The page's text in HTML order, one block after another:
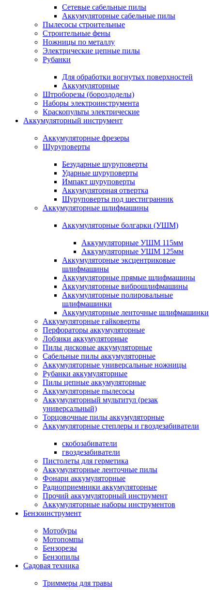
Сетевые сабельные пилы
Аккумуляторные сабельные пилы
Пылесосы строительные
Строительные фены
Ножницы по металлу
Электрические цепные пилы
Рубанки
Для обработки вогнутых поверхностей
Аккумуляторные
Штроборезы (бороздоделы)
Наборы электроинструмента
Краскопульты электрические
Аккумуляторный инструмент
Аккумуляторные фрезеры
Шуруповерты
Безударные шуруповерты
Ударные шуруповерты
Импакт шуруповерты
Аккумуляторная отвертка
Шуруповерты под шестигранник
Аккумуляторные шлифмашины
Аккумуляторные болгарки (УШМ)
Аккумуляторные УШМ 115мм
Аккумуляторные УШМ 125мм
Аккумуляторные эксцентриковые
шлифмашины
Аккумуляторные прямые шлифмашины
Аккумуляторные виброшлифмашины
Аккумуляторные полировальные
шлифмашинки
Аккумуляторные ленточные шлифмашинки
Аккумуляторные гайковерты
Перфораторы аккумуляторные
Лобзики аккумуляторные
Пилы дисковые аккумуляторные
Сабельные пилы аккумуляторные
Аккумуляторные универсальные ножницы
Рубанки аккумуляторные
Пилы цепные аккумуляторные
Аккумуляторные пылесосы
Аккумуляторный мультитул (резак
универсальный)
Торцовочные пилы аккумуляторные
Аккумуляторные степлеры и гвоздезабиватели
скобозабиватели
гвоздезабиватели
Пистолеты для герметика
Аккумуляторные ленточные пилы
Фонари аккумуляторные
Радиоприемники аккумуляторные
Прочий аккумуляторный инструмент
Аккумуляторные наборы инструментов
Бензоинструмент
Мотобуры
Мотопомпы
Бензорезы
Бензопилы
Садовая техника
Триммеры для травы